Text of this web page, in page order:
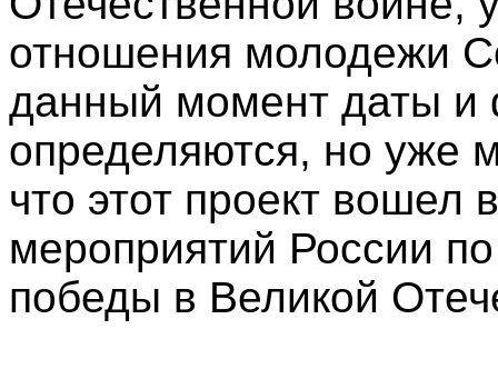
отношения молодежи
данный момент даты
определяются, но уже
что этот проект вошел
мероприятий России
победы в Великой